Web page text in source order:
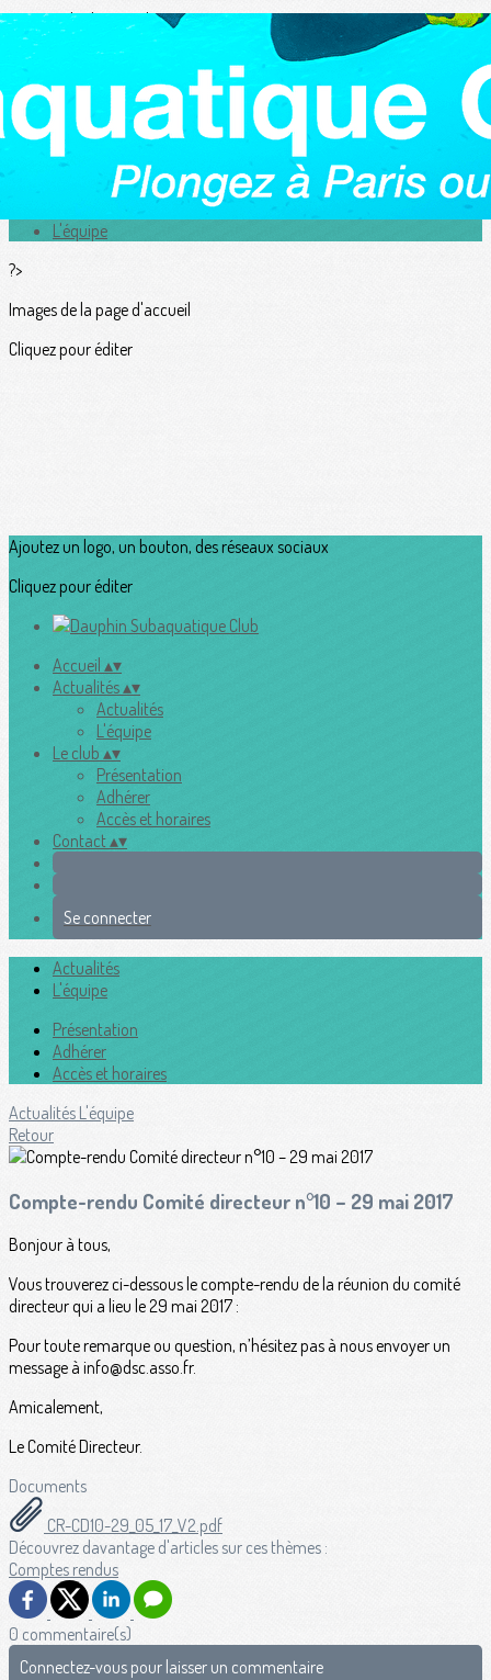
Exporter les lignes sélectionnées
Exporter toutes les colonnes
Exporter uniquement les colonnes affichées
Menu
L'équipe
?>
Images de la page d'accueil
Cliquez pour éditer
Ajoutez un logo, un bouton, des réseaux sociaux
Cliquez pour éditer
Accueil ▴▾
Actualités▴▾
Actualités
L'équipe
Le club ▴▾
Présentation
Adhérer
Accès et horaires
Contact▴▾
Se connecter
Actualités
L'équipe
Présentation
Adhérer
Accès et horaires
Actualités L'équipe
Retour
Compte-rendu Comité directeur n°10 – 29 mai 2017
Bonjour à tous,
Vous trouverez ci-dessous le compte-rendu de la réunion du comité
directeur qui a lieu le 29 mai 2017 :
Pour toute remarque ou question, n’hésitez pas à nous envoyer un
message à info@dsc.asso.fr.
Amicalement,
Le Comité Directeur.
Documents
CR-CD10-29_05_17_V2.pdf
Découvrez davantage d'articles sur ces thèmes :
Comptes rendus
0 commentaire(s)
Connectez-vous pour laisser un commentaire